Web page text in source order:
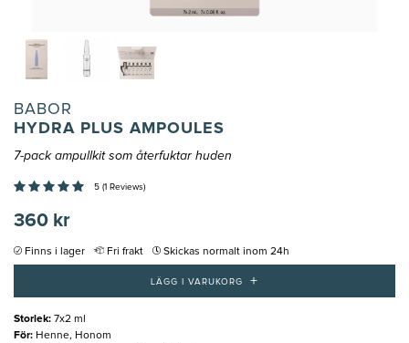
BABOR
HYDRA PLUS AMPOULES
7-pack ampullkit som återfuktar huden
5 (1 Reviews)
360 kr
Finns i lager Fri frakt Skickas normalt inom 24h
LÄGG I VARUKORG +
Storlek: 7x2 ml
För: Henne, Honom